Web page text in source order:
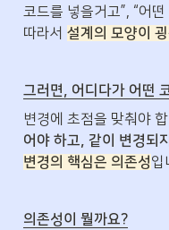
코드를 넣을거고”, “어
따라서 설계의 모양이
그러면, 어디다가 어떤
변경에 초점을 맞춰야
어야 하고, 같이 변경되
변경의 핵심은 의존성입
의존성이 뭘까요?